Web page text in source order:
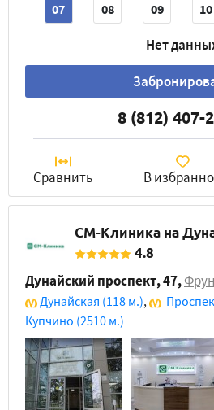
07
08
09
10
Нет
8 (812) 407-
Сравнить В
СМ-Клиника на
4.8
Дунайский проспект, 47,
Дунайская (118 м.),
Купчино (2510 м.)